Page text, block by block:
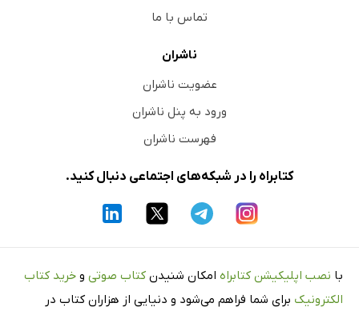
تماس با ما
ناشران
عضویت ناشران
ورود به پنل ناشران
فهرست ناشران
کتابراه را در شبکه‌های اجتماعی دنبال کنید.
با نصب اپلیکیشن کتابراه امکان شنیدن کتاب صوتی و خرید کتاب
الکترونیک برای شما فراهم می‌شود و دنیایی از هزاران کتاب در